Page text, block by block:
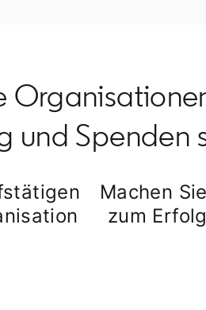
und Spenden
Machen
zum